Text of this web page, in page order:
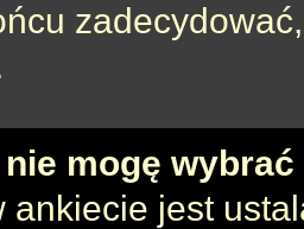
mogę
ankiecie jest